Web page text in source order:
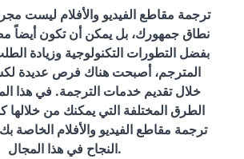
ترجمة مقاطع الفيديو والأفلام ليست
نطاق جمهورك، بل يمكن أن تكون أيضاً
بفضل التطورات التكنولوجية وزيادة
المترجم، أصبحت هناك فرص عديدة
خلال تقديم خدمات الترجمة. في هذا
الطرق المختلفة التي يمكنك من
ترجمة مقاطع الفيديو والأفلام الخاصة
النجاح في هذا المجال.